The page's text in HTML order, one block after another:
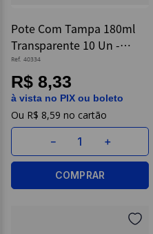
Pote Com Tampa 180ml
Transparente 10 Un -
Strawplast
Ref. 40334
R$ 8,33
à vista no PIX ou boleto
R$ 8,59
＋
－
COMPRAR